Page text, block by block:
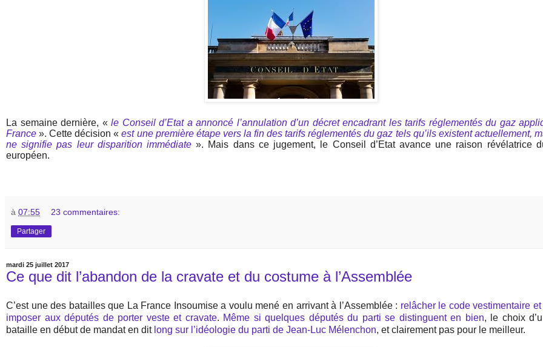
La semaine dernière, «le Conseil d’Etat a annoncé l’annulation d’un décret encadrant les tarifs réglementés du gaz
France». Cette décision «est une première étape vers la fin des tarifs réglementés du gaz tels qu’ils existent actuellement,
ne signifie pas leur disparition immédiate». Mais dans ce jugement, le Conseil d’Etat avance une raison révélatrice
européen.
à 07:55 23 commentaires:
Partager
mardi 25 juillet 2017
Ce que dit l’abandon de la cravate et du costume à l’Assemblée
C’est une des batailles que La France Insoumise a voulu mené en arrivant à l’Assemblée : relâcher le code vestimentaire
imposer aux députés de porter veste et cravate. Même si quelques députés du parti se distinguent en bien, le choix
bataille en début de mandat en dit long sur l’idéologie du parti de Jean-Luc Mélenchon, et clairement pas pour le meilleur.